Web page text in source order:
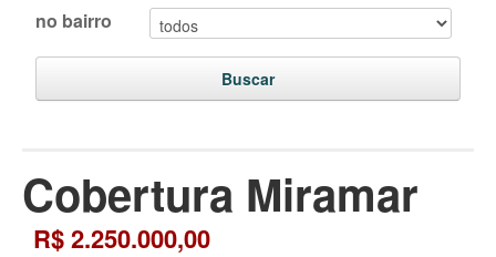
no bairro
Buscar
Cobertura Miramar
R$ 2.250.000,00